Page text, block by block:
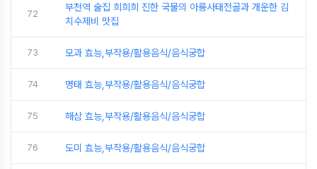
72
부천역 술집 희희희 진한 국물의 아롱사태전골과 개운한 김
치수제비 맛집
73 모과 효능,부작용/활용음식/음식궁합
74 명태 효능,부작용/활용음식/음식궁합
75 해삼 효능,부작용/활용음식/음식궁합
76 도미 효능,부작용/활용음식/음식궁합